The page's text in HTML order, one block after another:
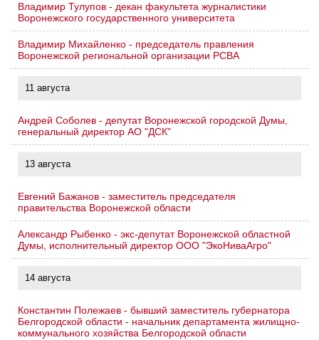
Владимир Тулупов - декан факультета журналистики
Воронежского государственного университета
Владимир Михайленко - председатель правления
Воронежской региональной организации РСВА
11 августа
Андрей Соболев - депутат Воронежской городской Думы,
генеральный директор АО "ДСК"
13 августа
Евгений Бажанов - заместитель председателя
правительства Воронежской области
Александр Рыбенко - экс-депутат Воронежской областной
Думы, исполнительный директор ООО "ЭкоНиваАгро"
14 августа
Константин Полежаев - бывший заместитель губернатора
Белгородской области - начальник департамента жилищно-
коммунального хозяйства Белгородской области